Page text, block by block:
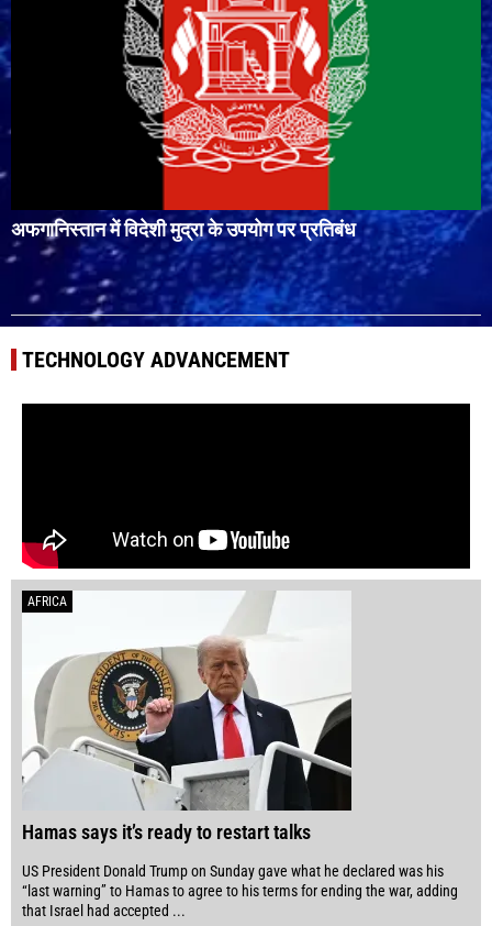
अफगानिस्तान में विदेशी मुद्रा के उपयोग पर प्रतिबंध
TECHNOLOGY ADVANCEMENT
AFRICA
Hamas says it’s ready to restart talks
US President Donald Trump on Sunday gave what he declared was his
“last warning” to Hamas to agree to his terms for ending the war, adding
that Israel had accepted ...